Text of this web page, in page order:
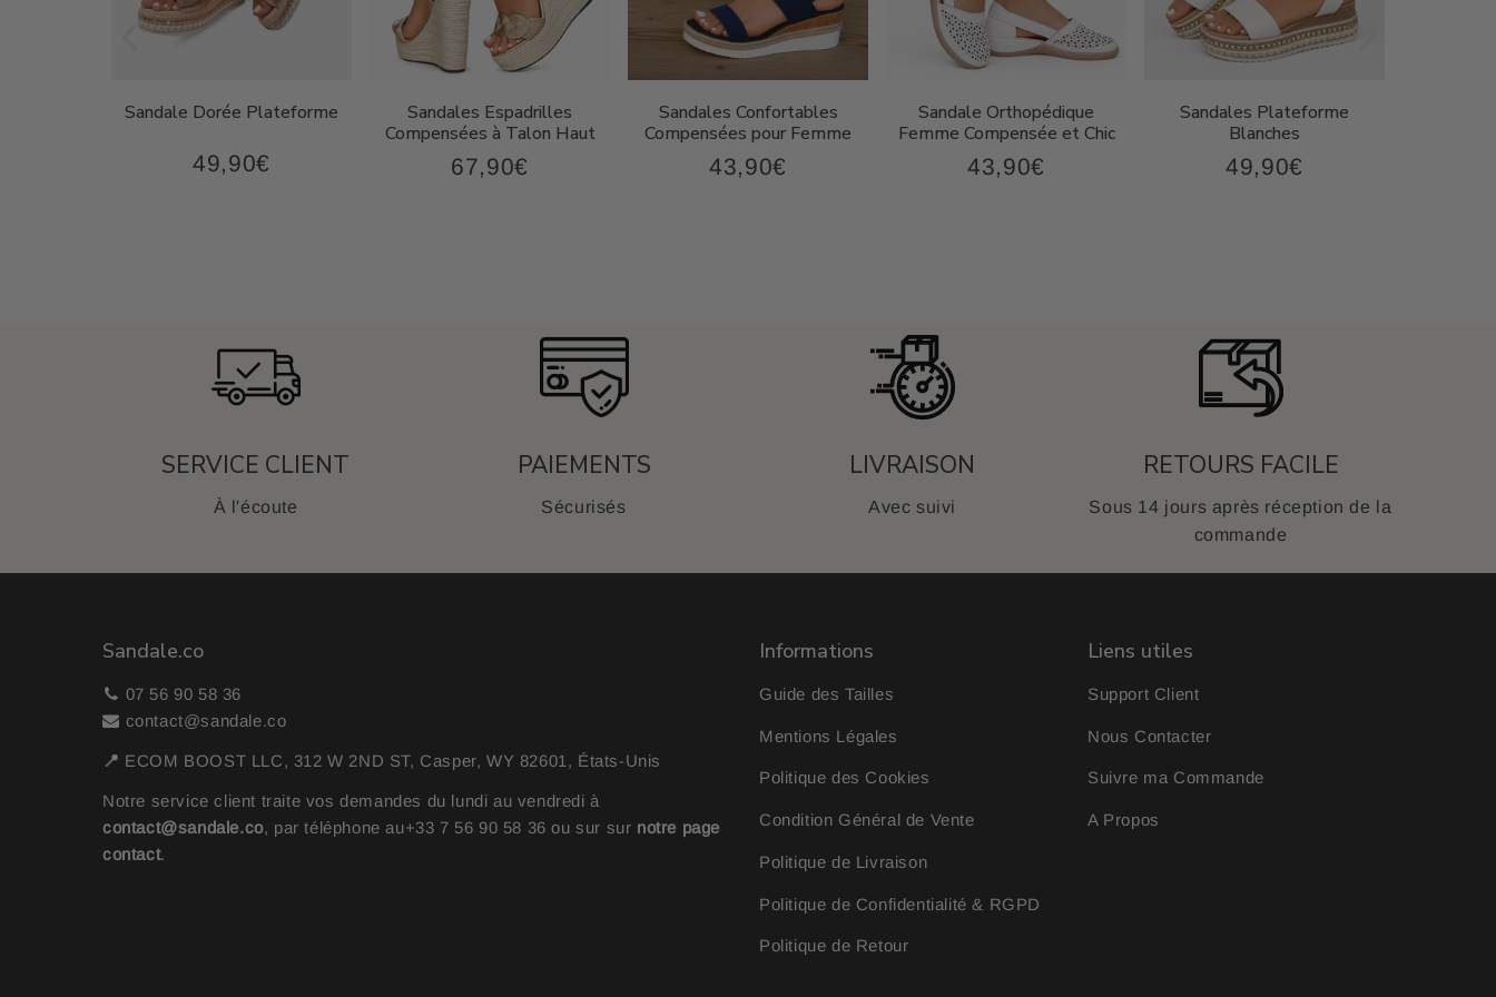
Sandale Dorée Plateforme
Prix
49,90€
Sandales Espadrilles
Compensées à Talon Haut
Prix
67,90€
Sandales Confortables
Compensées pour Femme
Prix
43,90€
Sandale Orthopédique
Femme Compensée et Chic
Prix
43,90€
Sandales Plateforme
Blanches
Prix
49,90€
SERVICE CLIENT
À l'écoute
PAIEMENTS
Sécurisés
LIVRAISON
Avec suivi
RETOURS FACILE
Sous 14 jours après réception de la
commande
Sandale.co
07 56 90 58 36
contact@sandale.co
📍 ECOM BOOST LLC, 312 W 2ND ST, Casper, WY 82601, États-Unis
Notre service client traite vos demandes du lundi au vendredi à
contact@sandale.co, par téléphone au+33 7 56 90 58 36ou sur sur notre page
contact.
Informations
Guide des Tailles
Mentions Légales
Politique des Cookies
Condition Général de Vente
Politique de Livraison
Politique de Confidentialité & RGPD
Politique de Retour
Liens utiles
Support Client
Nous Contacter
Suivre ma Commande
A Propos